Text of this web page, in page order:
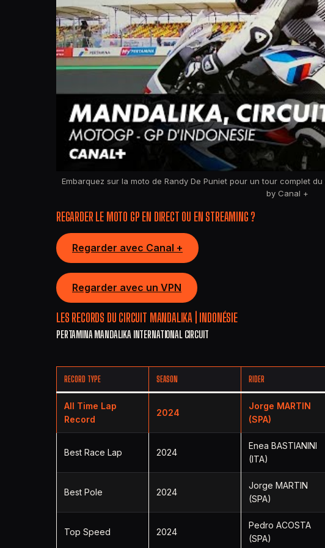
Embarquez sur la moto de Randy De Puniet pour un tour complet du
by Canal +
REGARDER LE MOTO GP EN DIRECT OU EN STREAMING ?
Regarder avec Canal +
Regarder avec un VPN
LES RECORDS DU CIRCUIT MANDALIKA | INDONÉSIE
PERTAMINA MANDALIKA INTERNATIONAL CIRCUIT
RECORD TYPE SEASON RIDER
All Time Lap
Record
2024
Jorge MARTIN
(SPA)
Best Race Lap 2024
Enea BASTIANINI
(ITA)
Best Pole 2024
Jorge MARTIN
(SPA)
Top Speed 2024
Pedro ACOSTA
(SPA)